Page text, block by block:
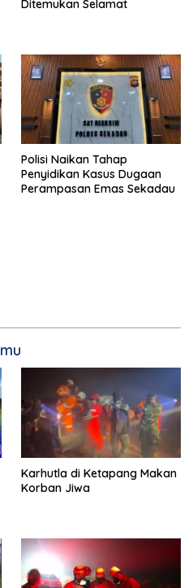
Ditemukan Selamat
Polisi Naikan Tahap
Penyidikan Kasus Dugaan
Perampasan Emas Sekadau
Karhutla di Ketapang Makan
Korban Jiwa